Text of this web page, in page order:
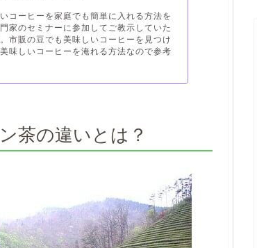
コーヒーを家庭でも簡単に入れる方法を
家のセミナーに参加してご教示していた
市販の豆でも美味しいコーヒーを見つけ
味しいコーヒーを淹れる方法なので参考
茶の違いとは？